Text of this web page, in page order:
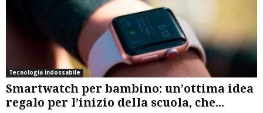
Tecnologia indossabile
Smartwatch per bambino: un’ottima idea
regalo per l’inizio della scuola, che...